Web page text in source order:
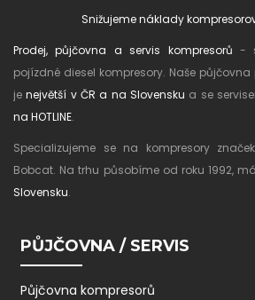
Snižujeme náklady
Prodej, půjčovna a servis kompresorů -
pojízdné diesel kompresory. Naše
jenejvětší v ČR a na Slovensku a se
na HOTLINE.
Specializujeme se na kompresory
Bobcat. Na trhu působíme od roku 1992,
Slovensku.
PŮJČOVNA / SERVIS
Půjčovna kompresorů